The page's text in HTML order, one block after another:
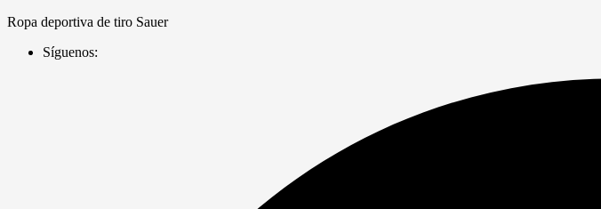
Saltar
contenido
Ropa deportiva de tiro Sauer
Síguenos: